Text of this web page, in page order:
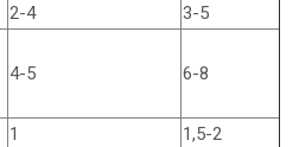
2-4
3-5
4-5 6-8
1
1,5-2